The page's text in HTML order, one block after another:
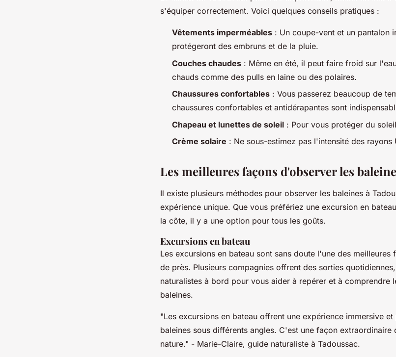
s'équiper correctement. Voici quelques conseils pratiques :
Vêtements imperméables : Un coupe-vent et un pantalon
protégeront des embruns et de la pluie.
Couches chaudes : Même en été, il peut faire froid sur
chauds comme des pulls en laine ou des polaires.
Chaussures confortables : Vous passerez beaucoup de
chaussures confortables et antidérapantes sont
Chapeau et lunettes de soleil : Pour vous protéger du
Crème solaire : Ne sous-estimez pas l'intensité des rayons
Les meilleures façons d'observer les
Il existe plusieurs méthodes pour observer les baleines à
expérience unique. Que vous préfériez une excursion en
la côte, il y a une option pour tous les goûts.
Excursions en bateau
Les excursions en bateau sont sans doute l'une des meilleures
de près. Plusieurs compagnies offrent des sorties
naturalistes à bord pour vous aider à repérer et à comprendre
baleines.
"Les excursions en bateau offrent une expérience immersive
baleines sous différents angles. C'est une façon extraordinaire
nature." - Marie-Claire, guide naturaliste à Tadoussac.